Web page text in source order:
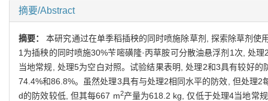
摘要/Abstract
摘要：本研究通过在单季稻插秧的同时喷施除草剂, 探索除草剂
1为插秧的同时喷施30%苄嘧磺隆·丙草胺可分散油悬浮剂1次, 处
当地常规, 处理5为空白对照。试验结果表明, 处理2和3具有较好
74.4%和86.8%。虽然处理3具有与处理2相同水平的防效, 但处理2
d的防效较低, 但其每667 m2产量为618.2 kg, 仅低于处理4当地常